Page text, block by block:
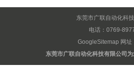
东莞市广联自动化科
电话：0769-
GoogleSitemap 网址
东莞市广联自动化科技有限公司